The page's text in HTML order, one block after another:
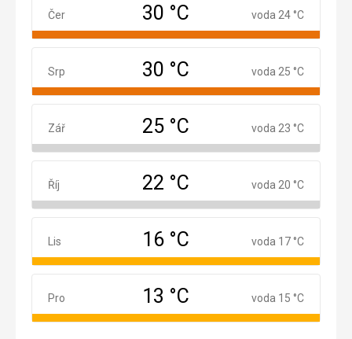
Červenec
Čer 30 °C voda 24 °C
Srpen
Srp 30 °C voda 25 °C
Září
Zář 25 °C voda 23 °C
Říjen
Říj 22 °C voda 20 °C
Listopad
Lis 16 °C voda 17 °C
Prosinec
Pro 13 °C voda 15 °C